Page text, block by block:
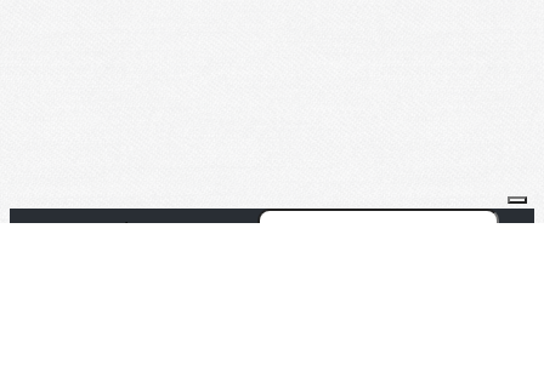
Je m'abonne à la newsletter